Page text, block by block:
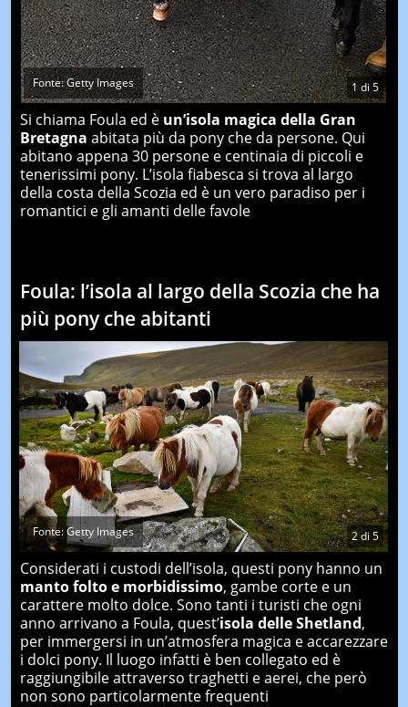
1 di5
Fonte: Getty Images
Si chiama Foula ed è un’isola magica della Gran
Bretagna abitata più da pony che da persone. Qui
abitano appena 30 persone e centinaia di piccoli e
tenerissimi pony. L’isola fiabesca si trova al largo
della costa della Scozia ed è un vero paradiso per i
romantici e gli amanti delle favole
Foula: l’isola al largo della Scozia che ha
più pony che abitanti
2di 5
Fonte: Getty Images
Considerati i custodi dell’isola, questi pony hanno un
manto folto e morbidissimo, gambe corte e un
carattere molto dolce. Sono tanti i turisti che ogni
anno arrivano a Foula, quest’isola delle Shetland,
per immergersi in un’atmosfera magica e accarezzare
i dolci pony. Il luogo infatti è ben collegato ed è
raggiungibile attraverso traghetti e aerei, che però
non sono particolarmente frequenti